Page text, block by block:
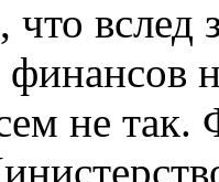
вслед
не